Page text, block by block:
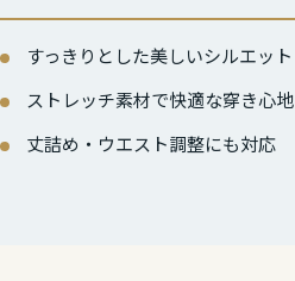
すっきりとした美しいシルエット
ストレッチ素材で快適な穿き心地
丈詰め・ウエスト調整にも対応